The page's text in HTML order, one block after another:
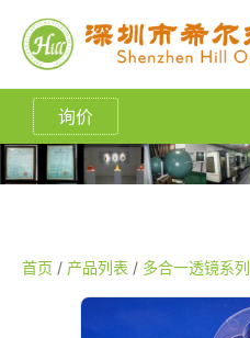
询价
首页 / 产品列表 / 多合一透镜系列